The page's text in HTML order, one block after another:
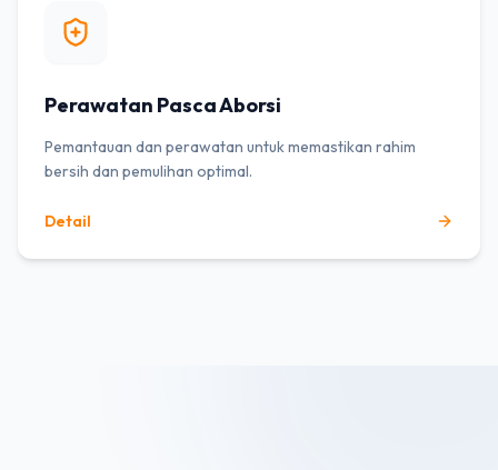
Perawatan Pasca Aborsi
Pemantauan dan perawatan untuk memastikan rahim
bersih dan pemulihan optimal.
Detail